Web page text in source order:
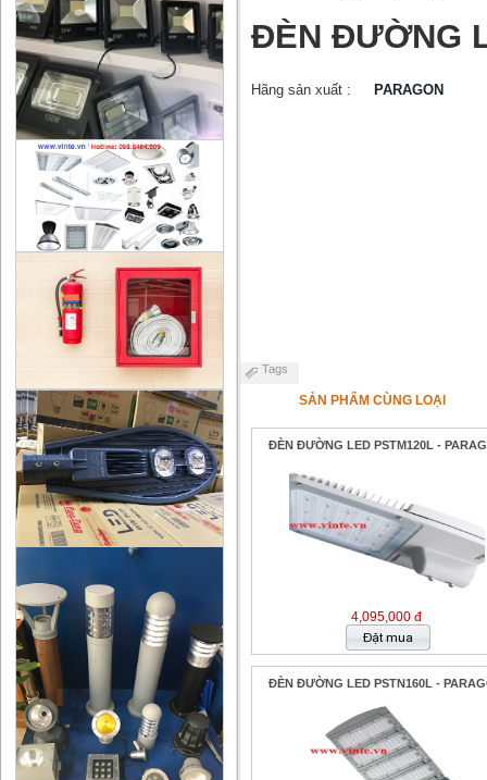
ĐÈN ĐƯỜNG
Hãng sản xuất : PARAGON
Tags
SẢN PHẨM CÙNG LOẠI
ĐÈN ĐƯỜNG LED PSTM120L -
4,095,000 đ
ĐÈN ĐƯỜNG LED PSTN160L -